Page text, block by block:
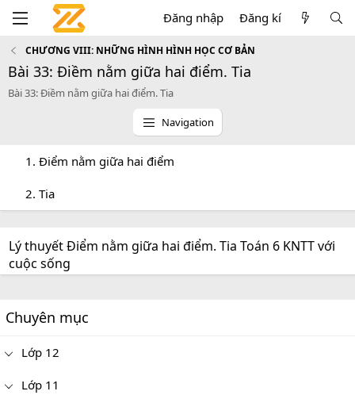
Đăng nhập Đăng kí
CHƯƠNG VIII: NHỮNG HÌNH HÌNH HỌC CƠ BẢN
Bài 33: Điềm nằm giữa hai điểm. Tia
Bài 33: Điềm nằm giữa hai điểm. Tia
Navigation
1. Điểm nằm giữa hai điểm
2. Tia
Lý thuyết Điểm nằm giữa hai điểm. Tia Toán 6 KNTT với
cuộc sống
Chuyên mục
Lớp 12
Lớp 11